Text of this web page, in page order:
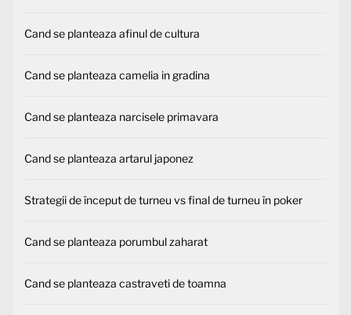
Cand se planteaza afinul de cultura
Cand se planteaza camelia in gradina
Cand se planteaza narcisele primavara
Cand se planteaza artarul japonez
Strategii de început de turneu vs final de turneu în poker
Cand se planteaza porumbul zaharat
Cand se planteaza castraveti de toamna